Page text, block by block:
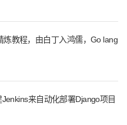
炼教程，由白丁入鸿儒，Go lang
来自动化部署Django项目